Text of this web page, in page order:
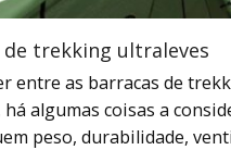
de trekking ultraleves
entre as barracas de
algumas coisas a
peso, durabilidade,